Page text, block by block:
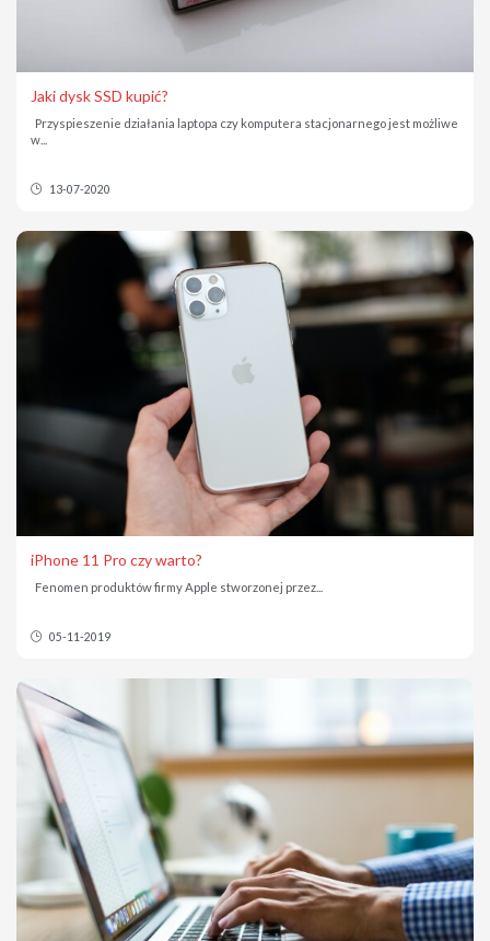
Jaki dysk SSD kupić?
Przyspieszenie działania laptopa czy komputera stacjonarnego jest możliwe
w...
13-07-2020
iPhone 11 Pro czy warto?
Fenomen produktów firmy Apple stworzonej przez...
05-11-2019